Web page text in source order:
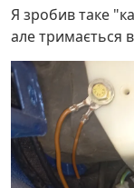
Я зробив таке
але тримається